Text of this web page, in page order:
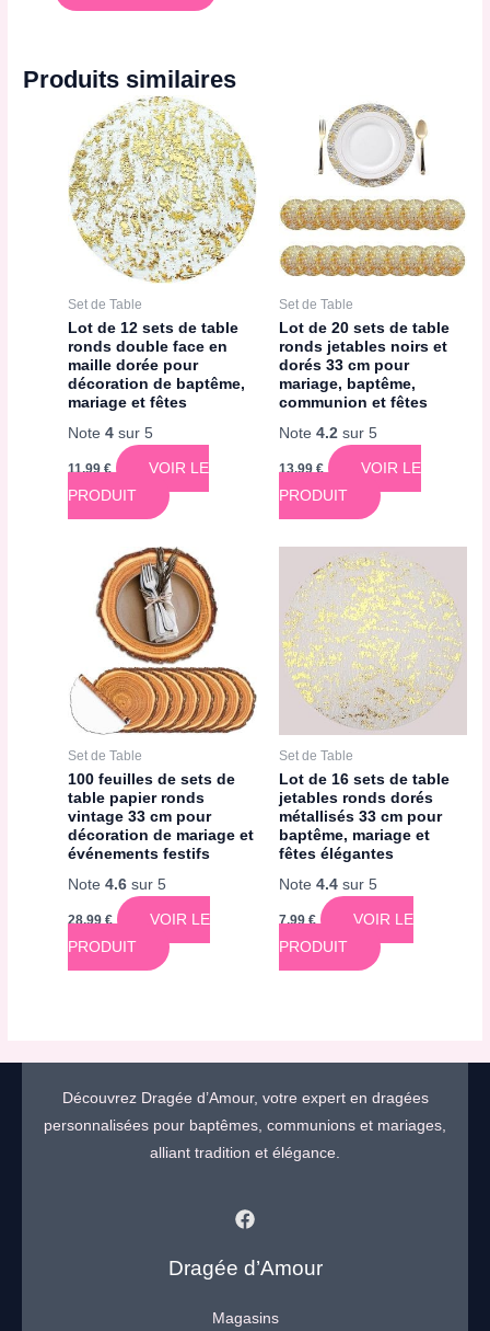
Produits similaires
Set de Table
Lot de 12 sets de table
ronds double face en
maille dorée pour
décoration de baptême,
mariage et fêtes
Note4 sur 5
11,99€
VOIR LE
PRODUIT
Set de Table
Lot de 20 sets de table
ronds jetables noirs et
dorés 33 cm pour
mariage, baptême,
communion et fêtes
Note 4.2sur 5
13,99 €
VOIR LE
PRODUIT
Set de Table
100 feuilles de sets de
table papier ronds
vintage 33 cm pour
décoration de mariage et
événements festifs
Note4.6 sur 5
28,99€
VOIR LE
PRODUIT
Set de Table
Lot de 16 sets de table
jetables ronds dorés
métallisés 33 cm pour
baptême, mariage et
fêtes élégantes
Note 4.4sur 5
7,99 €
VOIR LE
PRODUIT
Découvrez Dragée d’Amour, votre expert en dragées
personnalisées pour baptêmes, communions et mariages,
alliant tradition et élégance.
Dragée d’Amour
Magasins